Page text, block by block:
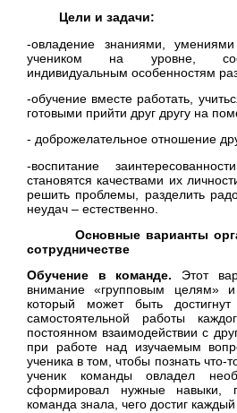
Цели и задачи:
-овладение знаниями,
учеником на уровне,
индивидуальным особенностям
-обучение вместе работать,
готовыми прийти друг другу на
- доброжелательное отношение
-воспитание
становятся качествами их
решить проблемы, разделить
неудач – естественно.
Основные варианты
сотрудничестве
Обучение в команде. Этот
внимание «групповым целям»
который может быть
самостоятельной работы
постоянном взаимодействии с
при работе над изучаемым
ученика в том, чтобы познать что-
ученик команды овладел
сформировал нужные навыки,
команда знала, чего достиг каждый